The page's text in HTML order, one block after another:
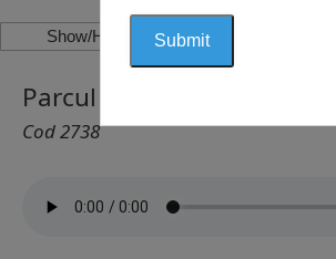
Show/Hide Left Side
Parcul de Distracții
Cod 2738